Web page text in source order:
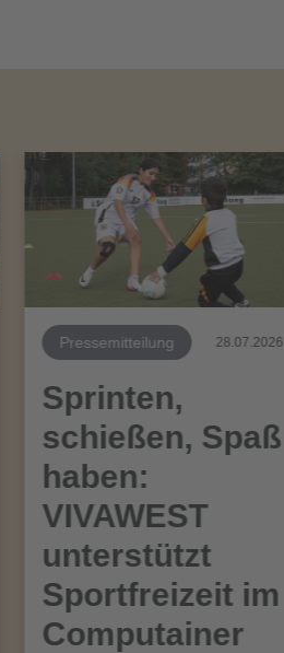
Pressemitteilung 28.07.2026
Sprinten,
schießen, Spaß
haben:
VIVAWEST
unterstützt
Sportfreizeit im
Computainer